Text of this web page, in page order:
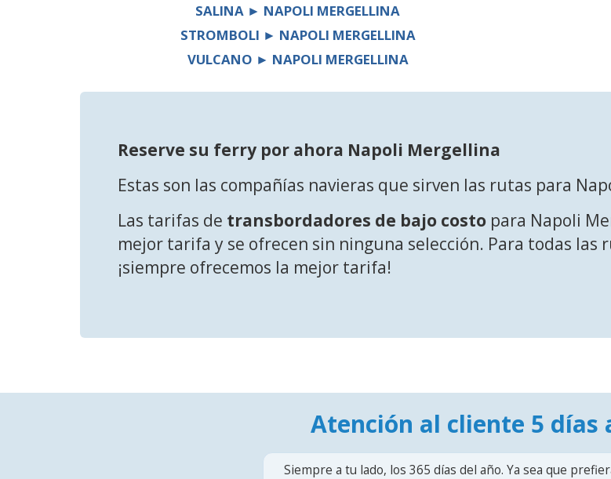
SALINA ► NAPOLI MERGELLINA
STROMBOLI ► NAPOLI MERGELLINA
VULCANO ► NAPOLI MERGELLINA
Reserve su ferry por ahora Napoli Mergellina
Estas son las compañías navieras que sirven las rutas para
Las tarifas de transbordadores de bajo costo para Napoli
mejor tarifa y se ofrecen sin ninguna selección. Para todas las
¡siempre ofrecemos la mejor tarifa!
Atención al cliente 5 días
Siempre a tu lado, los 365 días del año. Ya sea que